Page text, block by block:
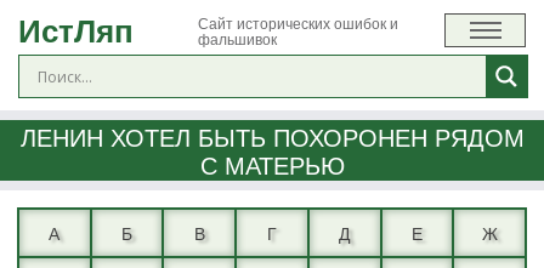
ИстЛяп Сайт исторических ошибок и
фальшивок
ЛЕНИН ХОТЕЛ БЫТЬ ПОХОРОНЕН РЯДОМ
С МАТЕРЬЮ
А Б В Г Д Е
Ж